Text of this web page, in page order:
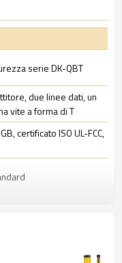
serie DK-QBT
due linee dati, un
vite a forma di T
certificato ISO UL-FCC,